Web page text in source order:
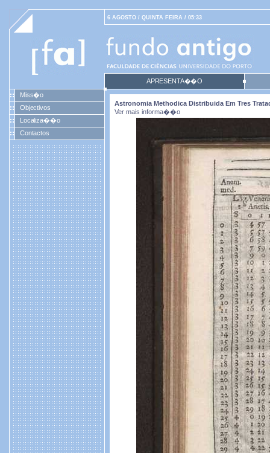
6 AGOSTO / QUINTA FEIRA / 05:33
APRESENTA��O
Miss�o
Objectivos
Localiza��o
Contactos
Astronomia Methodica Distribuida Em Tres
Ver mais informa��o